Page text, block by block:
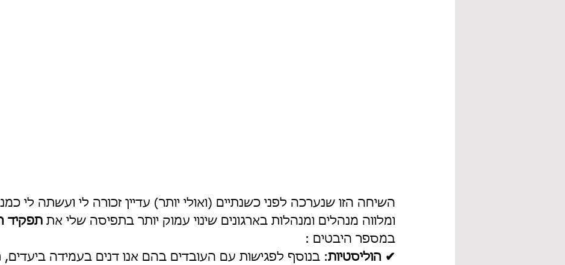
השיחה הזו שנערכה לפני כשנתיים (ואולי יותר) עדיין זכורה לי ועשתה לי
ומלווה מנהלים ומנהלות בארגונים שינוי עמוק יותר בתפיסה שלי את תפקיד
במספר היבטים :
✔ הוליסטיות: בנוסף לפגישות עם העובדים בהם אנו דנים בעמידה ביעדים,